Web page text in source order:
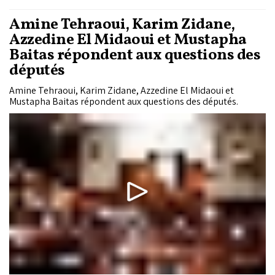
Amine Tehraoui, Karim Zidane,
Azzedine El Midaoui et Mustapha
Baitas répondent aux questions des
députés
Amine Tehraoui, Karim Zidane, Azzedine El Midaoui et
Mustapha Baitas répondent aux questions des députés.